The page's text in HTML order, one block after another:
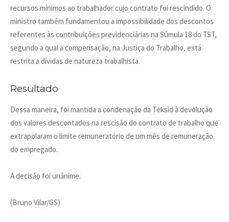
recursos mínimos ao trabalhador cujo contrato foi rescindido. O
ministro também fundamentou a impossibilidade dos descontos
referentes às contribuições previdenciárias na Súmula 18 do TST,
segundo a qual a compensação, na Justiça do Trabalho, está
restrita a dívidas de natureza trabalhista.
Resultado
Dessa maneira, foi mantida a condenação da Teksid à devolução
dos valores descontados na rescisão do contrato de trabalho que
extrapolaram o limite remuneratório de um mês de remuneração
do empregado.
A decisão foi unânime.
(Bruno Vilar/GS)